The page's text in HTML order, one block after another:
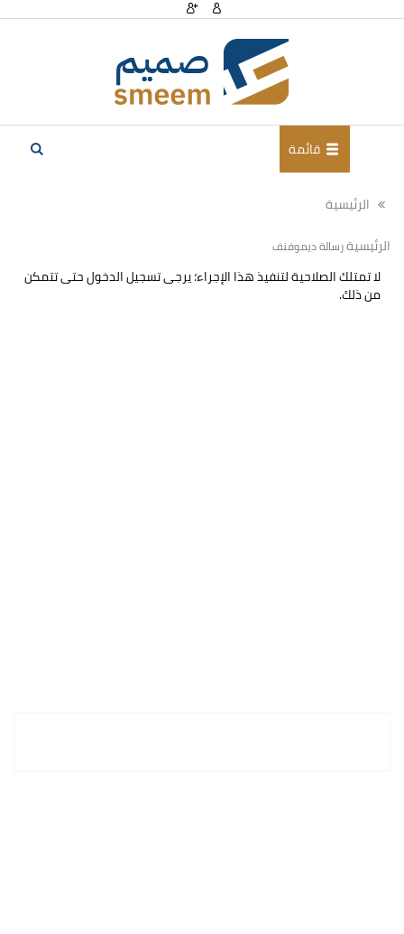
قائمة
الرئيسية
الرئيسيةرسالة ديموفنف
لا تمتلك الصلاحية لتنفيذ هذا الإجراء؛ يرجى تسجيل الدخول حتى تتمكن
من ذلك.